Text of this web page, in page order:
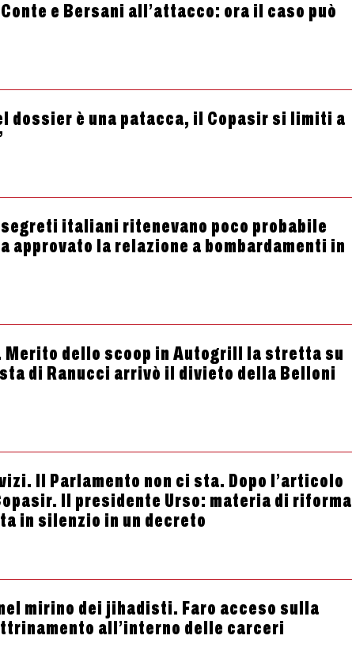
e Bersani all’attacco: ora il caso può
dossier è una patacca, il Copasir si limiti a
italiani ritenevano poco probabile
approvato la relazione a bombardamenti in
Merito dello scoop in Autogrill la stretta su
di Ranucci arrivò il divieto della Belloni
Il Parlamento non ci sta. Dopo l’articolo
Il presidente Urso: materia di riforma
in silenzio in un decreto
mirino dei jihadisti. Faro acceso sulla
all’interno delle carceri